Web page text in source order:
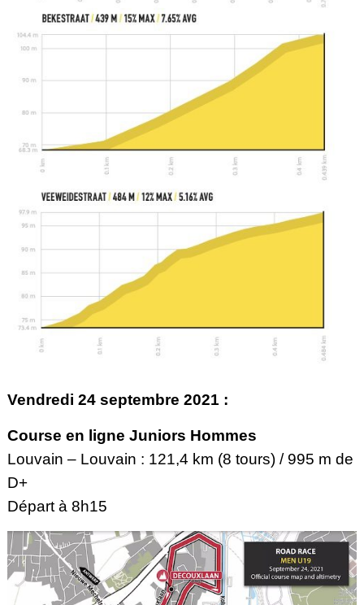
Vendredi 24 septembre 2021 :
Course en ligne Juniors Hommes
Louvain – Louvain : 121,4 km (8 tours) / 995 m de
D+
Départ à 8h15